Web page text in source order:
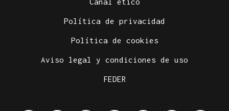
Política de privacidad
Política de cookies
Aviso legal y condiciones de uso
FEDER